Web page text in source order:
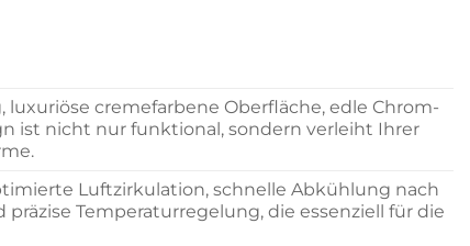
cremefarbene Oberfläche, edle Chrom-
ist nicht nur funktional, sondern verleiht Ihrer
Luftzirkulation, schnelle Abkühlung nach
Temperaturregelung, die essenziell für die